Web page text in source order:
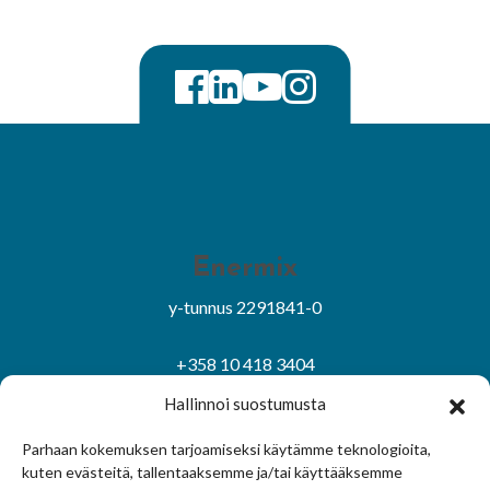
Hallinnoi suostumusta
Parhaan kokemuksen tarjoamiseksi käytämme teknologioita,
kuten evästeitä, tallentaaksemme ja/tai käyttääksemme
Enermix
y-tunnus 2291841-0
+358 10 418 3404
Sivuston käyttöehdot|Tietosuojaseloste
Evästekäytäntö|Hallitse suostumusta